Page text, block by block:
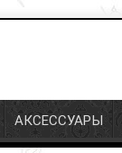
АКСЕССУАРЫ